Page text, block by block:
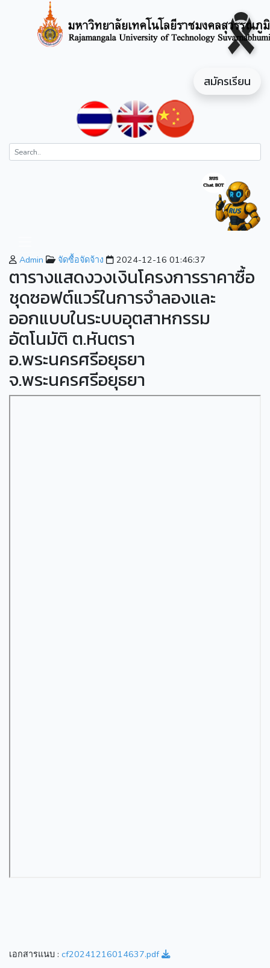
สมัครเรียน
Admin จัดซื้อจัดจ้าง 2024-12-16 01:46:37
ตารางแสดงวงเงินโครงการราคาซื้อ
ชุดซอฟต์แวร์ในการจำลองและ
ออกแบบในระบบอุตสาหกรรม
อัตโนมัติ ต.หันตรา
อ.พระนครศรีอยุธยา
จ.พระนครศรีอยุธยา
เอกสารแนบ : cf20241216014637.pdf